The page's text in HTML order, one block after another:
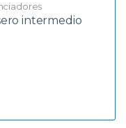
intermedio